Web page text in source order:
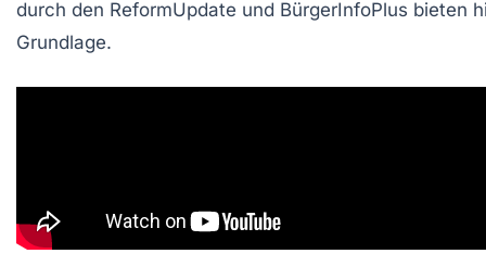
durch den ReformUpdate und BürgerInfoPlus bieten
Grundlage.